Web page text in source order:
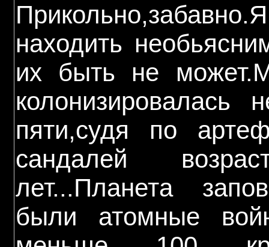
находить
их быть не
пяти,судя по
сандалей
лет...Планета
были атомные